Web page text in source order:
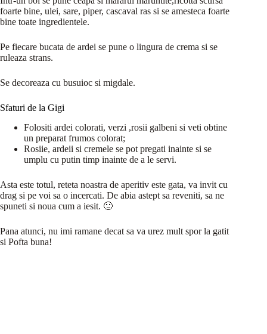
foarte bine, ulei, sare, piper, cascaval ras si se amesteca foarte
bine toate ingredientele.
Pe fiecare bucata de ardei se pune o lingura de crema si se
ruleaza strans.
Se decoreaza cu busuioc si migdale.
Sfaturi de la Gigi
Folositi ardei colorati, verzi ,rosii galbeni si veti obtine
un preparat frumos colorat;
Rosiie, ardeii si cremele se pot pregati inainte si se
umplu cu putin timp inainte de a le servi.
Asta este totul, reteta noastra de aperitiv este gata, va invit cu
drag si pe voi sa o incercati. De abia astept sa reveniti, sa ne
spuneti si noua cum a iesit. 🙂
Pana atunci, nu imi ramane decat sa va urez mult spor la gatit
si Pofta buna!